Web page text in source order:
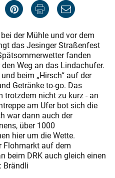
der Mühle und vor dem
das Jesinger Straßenfest
fanden
Weg an das Lindachufer.
beim „Hirsch“ auf der
Getränke to-go. Das
trotzdem nicht zu kurz - an
am Ufer bot sich die
war dann auch der
über 1000
hier um die Wette.
Flohmarkt auf dem
beim DRK auch gleich einen
Brändli